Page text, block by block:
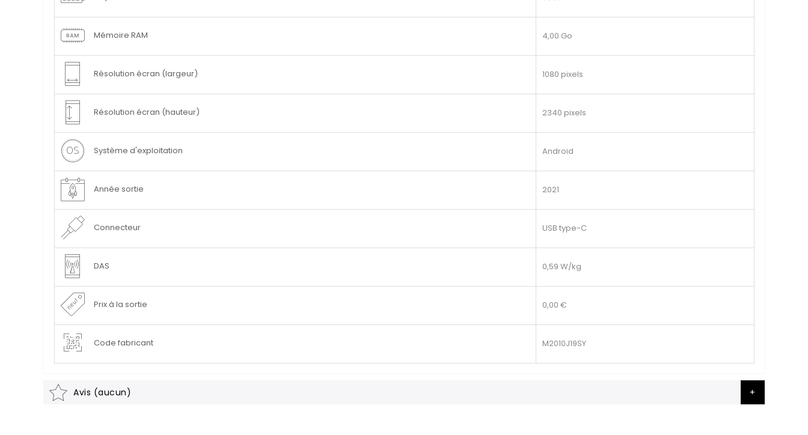
Mémoire RAM 4,00 Go
Résolution écran (largeur) 1080 pixels
Résolution écran (hauteur) 2340 pixels
Système d'exploitation Android
Année sortie 2021
Connecteur USB type-C
DAS 0,59 W/kg
Prix à la sortie 0,00 €
Code fabricant M2010J19SY
Avis (aucun)